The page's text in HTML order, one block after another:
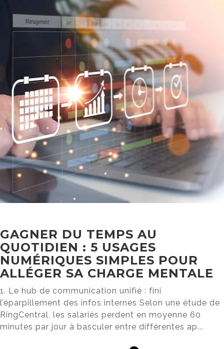
GAGNER DU TEMPS AU
QUOTIDIEN : 5 USAGES
NUMÉRIQUES SIMPLES POUR
ALLÉGER SA CHARGE MENTALE
1. Le hub de communication unifié : fini
l’éparpillement des infos internes Selon une étude de
RingCentral, les salariés perdent en moyenne 60
minutes par jour à basculer entre différentes ap...